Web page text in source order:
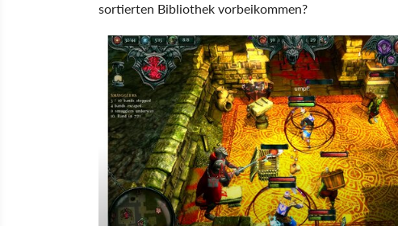
sortierten Bibliothek vorbeikommen?